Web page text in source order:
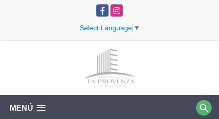
FacebookInstagram
Select Language ▼
MENÚ